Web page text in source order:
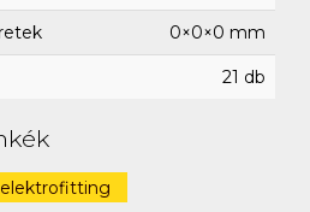
0×0×0 mm
21 db
elektrofitting